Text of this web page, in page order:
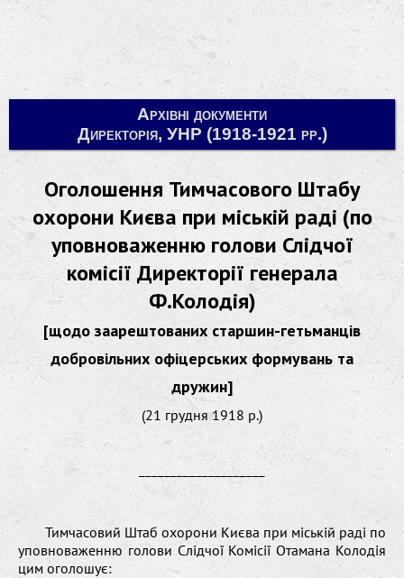
Архівні документи
Директорія, УНР (1918-1921 рр.)
Оголошення Тимчасового Штабу
охорони Києва при міській раді (по
уповноваженню голови Слідчої
комісії Директорії генерала
Ф.Колодія)
[щодо заарештованих старшин-гетьманців
добровільних офіцерських формувань та
дружин]
(21 грудня 1918 р.)
____________________
Тимчасовий Штаб охорони Києва при міській раді по
уповноваженню голови Слідчої Комісії Отамана Колодія
цим оголошує: